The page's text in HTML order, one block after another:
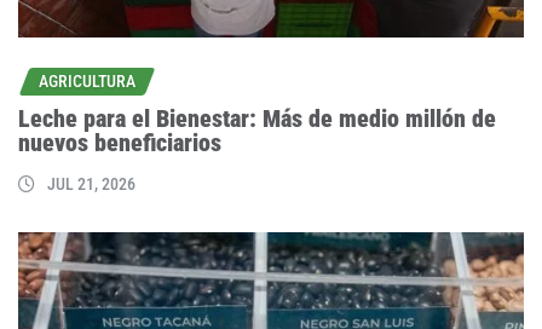
AGRICULTURA
Leche para el Bienestar: Más de medio millón de
nuevos beneficiarios
JUL 21, 2026